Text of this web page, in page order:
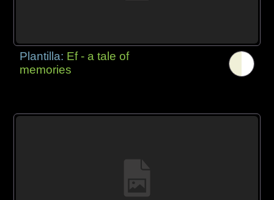
Plantilla: Ef - a tale of
memories